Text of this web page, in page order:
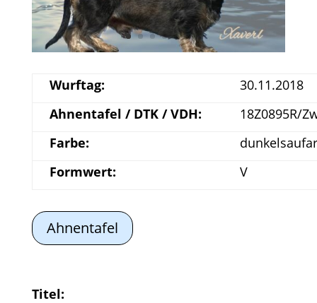
Wurftag:
30.11.2018
Ahnentafel / DTK / VDH:
18Z0895R/
Farbe:
Formwert:
V
Ahnentafel
Titel: